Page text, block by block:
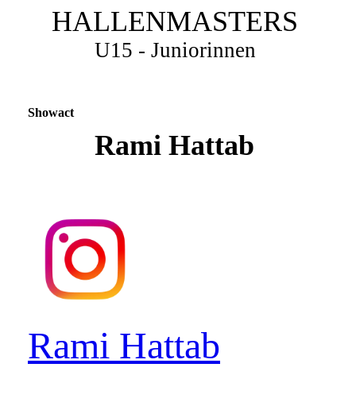
HALLENMASTERS
U15 - Juniorinnen
Showact
Rami Hattab
Rami Hattab